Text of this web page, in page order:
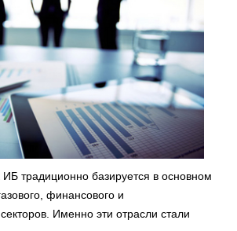
ИБ традиционно базируется в основном
финансового и
секторов. Именно эти отрасли стали